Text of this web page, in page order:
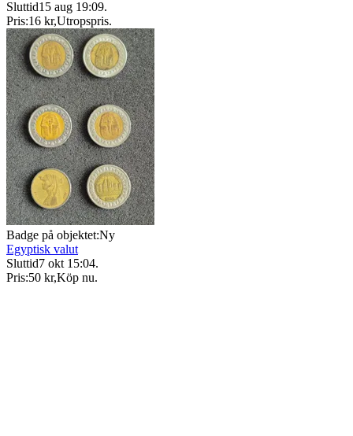
Sluttid15 aug 19:09.
Pris:16 kr,Utropspris.
Badge på objektet:Ny
Egyptisk valut
Sluttid7 okt 15:04.
Pris:50 kr,Köp nu.